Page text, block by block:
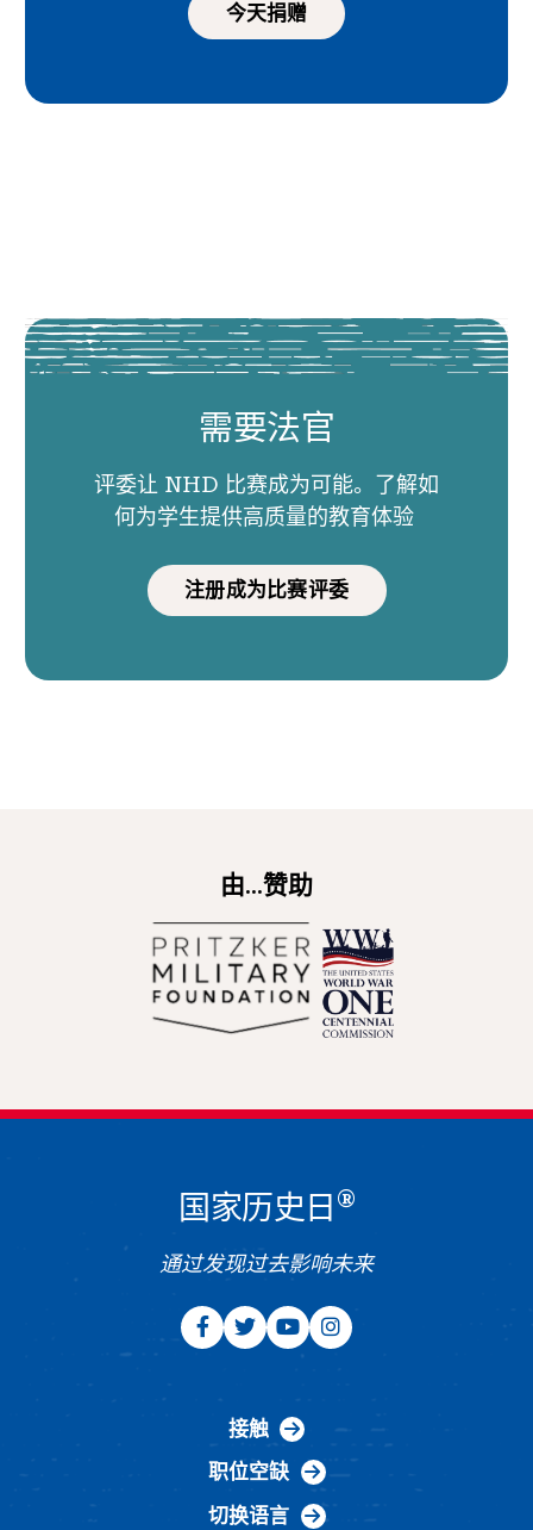
今天捐赠
需要法官
评委让 NHD 比赛成为可能。了解如
何为学生提供高质量的教育体验
注册成为比赛评委
由...赞助
国家历史日 ®
通过发现过去影响未来
接触
职位空缺
切换语言